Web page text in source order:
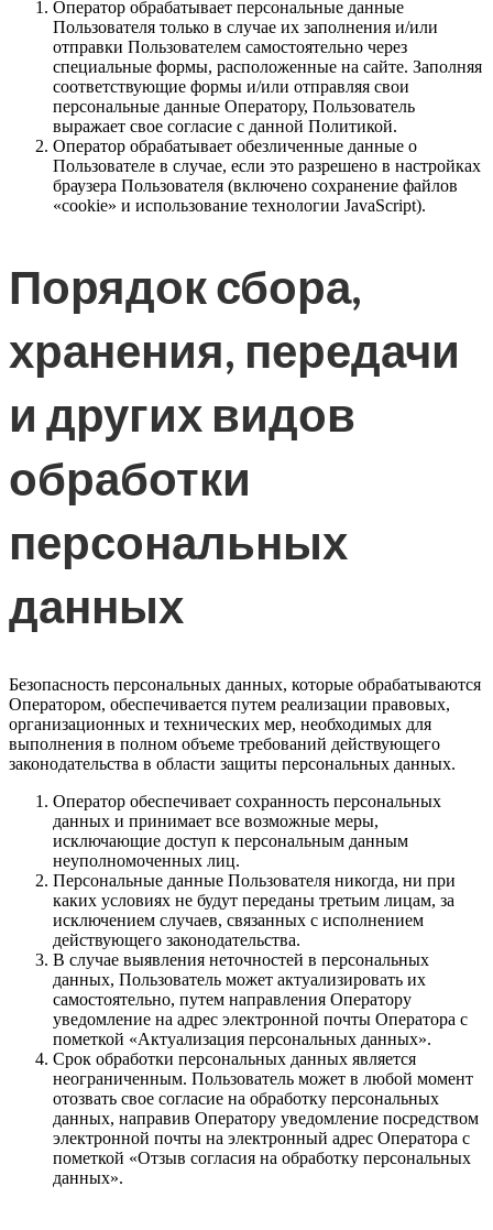
Оператор обрабатывает персональные данные
Пользователя только в случае их заполнения и/или
отправки Пользователем самостоятельно через
специальные формы, расположенные на сайте. Заполняя
соответствующие формы и/или отправляя свои
персональные данные Оператору, Пользователь
выражает свое согласие с данной Политикой.
Оператор обрабатывает обезличенные данные о
Пользователе в случае, если это разрешено в настройках
браузера Пользователя (включено сохранение файлов
«cookie» и использование технологии JavaScript).
Порядок сбора,
хранения, передачи
и других видов
обработки
персональных
данных
Безопасность персональных данных, которые обрабатываются
Оператором, обеспечивается путем реализации правовых,
организационных и технических мер, необходимых для
выполнения в полном объеме требований действующего
законодательства в области защиты персональных данных.
Оператор обеспечивает сохранность персональных
данных и принимает все возможные меры,
исключающие доступ к персональным данным
неуполномоченных лиц.
Персональные данные Пользователя никогда, ни при
каких условиях не будут переданы третьим лицам, за
исключением случаев, связанных с исполнением
действующего законодательства.
В случае выявления неточностей в персональных
данных, Пользователь может актуализировать их
самостоятельно, путем направления Оператору
уведомление на адрес электронной почты Оператора с
пометкой «Актуализация персональных данных».
Срок обработки персональных данных является
неограниченным. Пользователь может в любой момент
отозвать свое согласие на обработку персональных
данных, направив Оператору уведомление посредством
электронной почты на электронный адрес Оператора с
пометкой «Отзыв согласия на обработку персональных
данных».